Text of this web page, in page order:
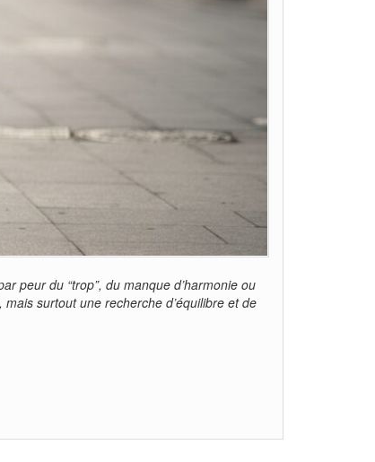
peur du “trop”, du manque d’harmonie ou
surtout une recherche d’équilibre et de